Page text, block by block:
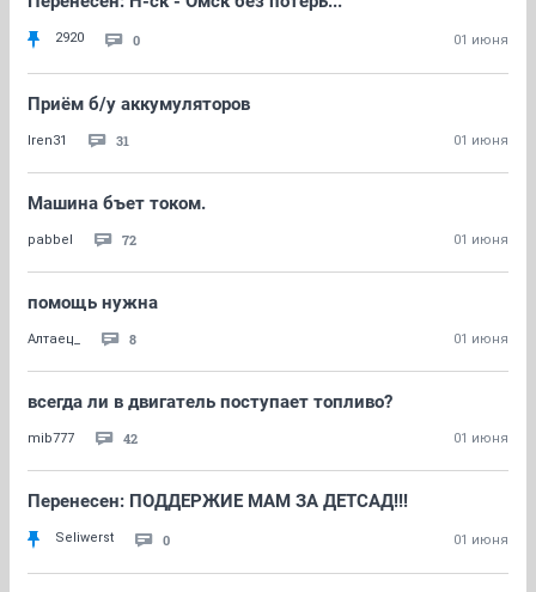
2920 0 01 июня
Приём б/у аккумуляторов
Iren31 31 01 июня
Машина бъет током.
pabbel 72 01 июня
помощь нужна
Алтаец_ 8 01 июня
всегда ли в двигатель поступает топливо?
mib777 42 01 июня
Перенесен: ПОДДЕРЖИЕ МАМ ЗА ДЕТСАД!!!
Seliwerst 0 01 июня